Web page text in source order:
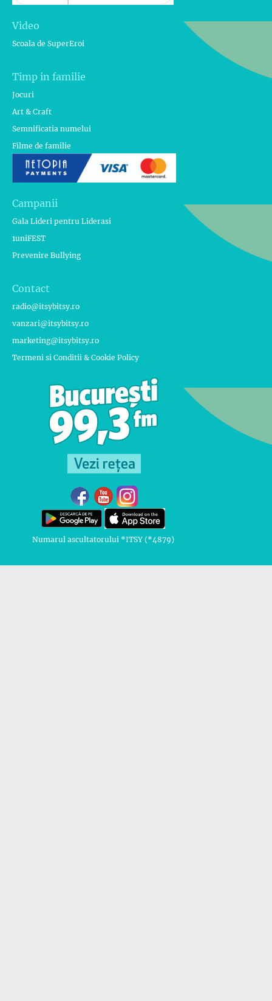
Video
Scoala de SuperEroi
Timp in familie
Jocuri
Art & Craft
Semnificatia numelui
Filme de familie
Campanii
Gala Lideri pentru Liderasi
1uniFEST
Prevenire Bullying
Contact
radio@itsybitsy.ro
vanzari@itsybitsy.ro
marketing@itsybitsy.ro
Termeni si Conditii & Cookie Policy
Numarul ascultatorului *ITSY (*4879)